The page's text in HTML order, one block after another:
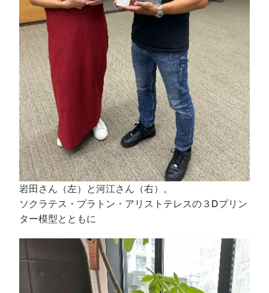
岩田さん（左）と河江さん（右）。
ソクラテス・プラトン・アリストテレスの３Dプリン
ター模型とともに